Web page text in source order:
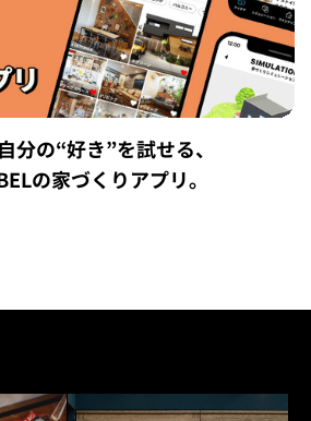
分の“好き”を試せる、
の家づくりアプリ。